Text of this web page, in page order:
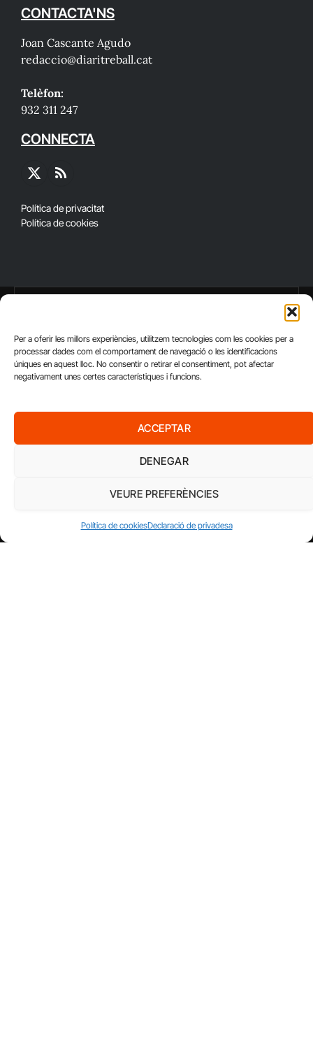
Per a oferir les millors experiències, utilitzem tecnologies com les cookies per a
processar dades com el comportament de navegació o les identificacions
úniques en aquest lloc. No consentir o retirar el consentiment, pot afectar
negativament unes certes característiques i funcions.
ACCEPTAR
DENEGAR
VEURE PREFERÈNCIES
Política de cookiesDeclaració de privadesa
CONTACTA'NS
Joan Cascante Agudo
redaccio@diaritreball.cat
Telèfon:
932 311 247
CONNECTA
X
RSS
Política de privacitat
Política de cookies